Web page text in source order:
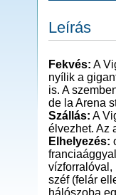
Leírás
Fekvés: A
nyílik a
is. A
de la Arena
Szállás: A
élvezhet. Az
Elhelyezés:
vízforralóval,
széf (felár
hálószoba